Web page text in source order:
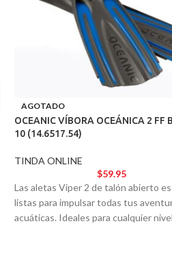
AGOTADO
OCEANIC VÍBORA OCEÁNICA 2 FF
10 (14.6517.54)
TINDA ONLINE
$59.95
Las aletas Viper 2 de talón abierto
listas para impulsar todas tus
acuáticas. Ideales para cualquier